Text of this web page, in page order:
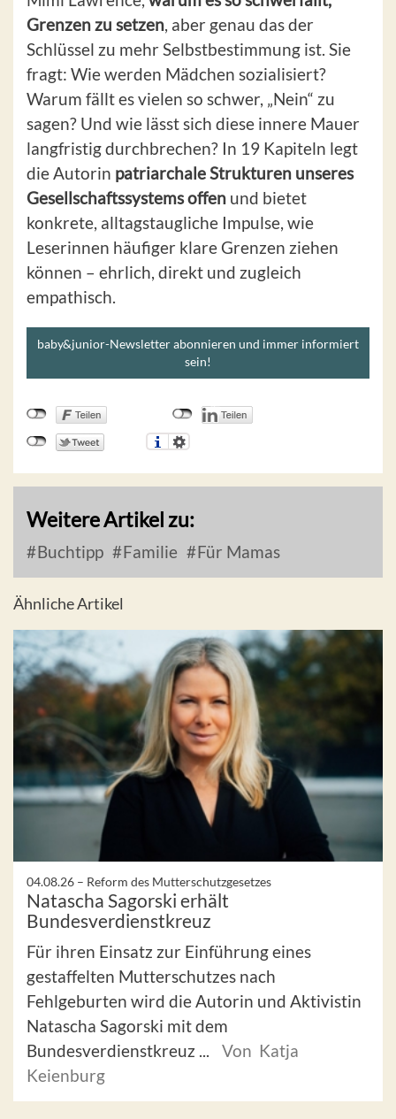
Grenzen zu setzen, aber genau das der
Schlüssel zu mehr Selbstbestimmung ist. Sie
fragt: Wie werden Mädchen sozialisiert?
Warum fällt es vielen so schwer, „Nein“ zu
sagen? Und wie lässt sich diese innere Mauer
langfristig durchbrechen? In 19 Kapiteln legt
die Autorin patriarchale Strukturen unseres
Gesellschaftssystems offen und bietet
konkrete, alltagstaugliche Impulse, wie
Leserinnen häufiger klare Grenzen ziehen
können – ehrlich, direkt und zugleich
empathisch.
baby&junior-Newsletter abonnieren und immer informiert
sein!
Weitere Artikel zu:
Buchtipp Familie Für Mamas
Ähnliche Artikel
04.08.26 – Reform des Mutterschutzgesetzes
Natascha Sagorski erhält
Bundesverdienstkreuz
Für ihren Einsatz zur Einführung eines
gestaffelten Mutterschutzes nach
Fehlgeburten wird die Autorin und Aktivistin
Natascha Sagorski mit dem
Bundesverdienstkreuz ...
Von Katja
Keienburg